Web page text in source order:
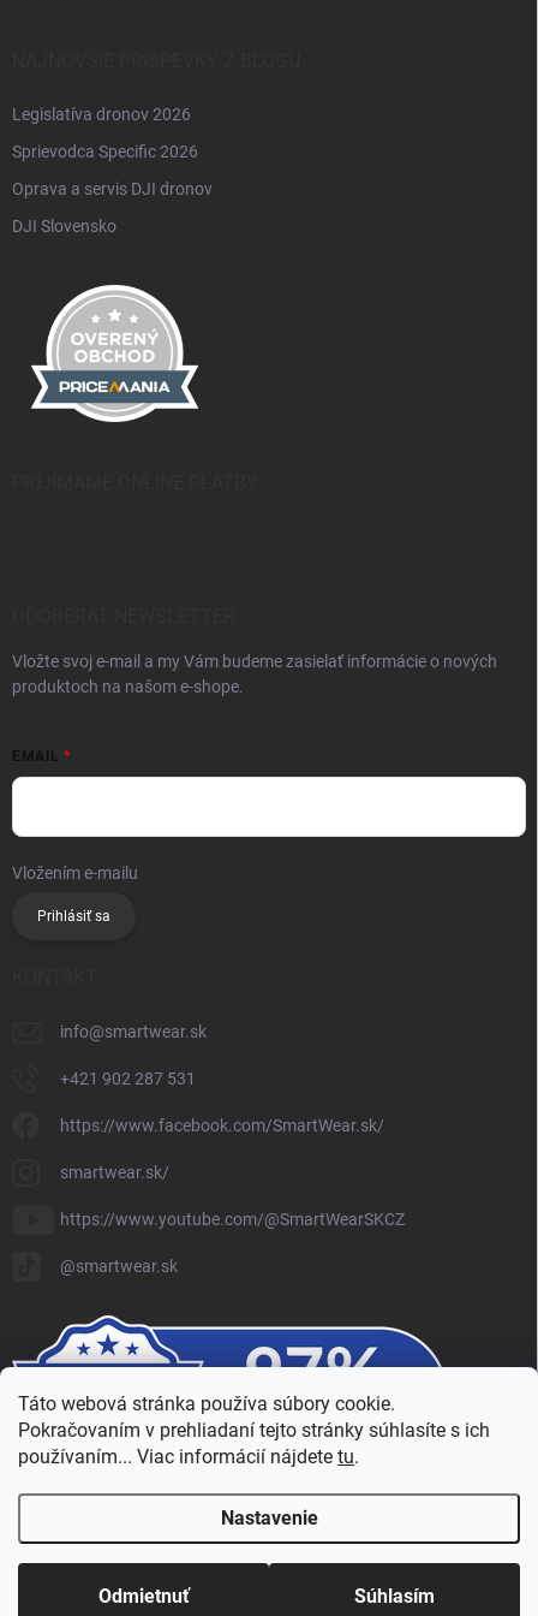
Táto webová stránka používa súbory cookie.
Pokračovaním v prehliadaní tejto stránky súhlasíte s ich
používaním... Viac informácií nájdete tu.
Nastavenie
Odmietnuť Súhlasím
Legislatíva dronov 2026
Sprievodca Specific 2026
Oprava a servis DJI dronov
DJI Slovensko
Vložte svoj e-mail a my Vám budeme zasielať informácie o nových
produktoch na našom e-shope.
EMAIL
Vložením e-mailu
Prihlásiť sa
info@smartwear.sk
+421 902 287 531
https://www.facebook.com/SmartWear.sk/
smartwear.sk/
https://www.youtube.com/@SmartWearSKCZ
@smartwear.sk
Copyright 2026SmartWear - Eshop. Všetky práva vyhradené.Upraviť